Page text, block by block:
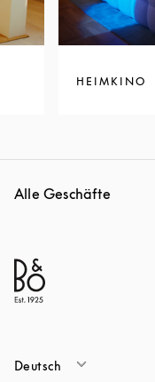
HEIMKINO
Alle Geschäfte
Deutsch